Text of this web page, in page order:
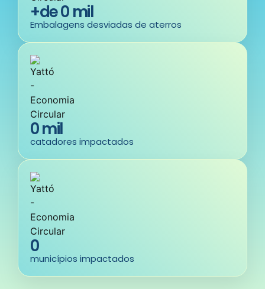
Embalagens desviadas de aterros
+de 0 mil
catadores impactados
0 mil
municípios impactados
0